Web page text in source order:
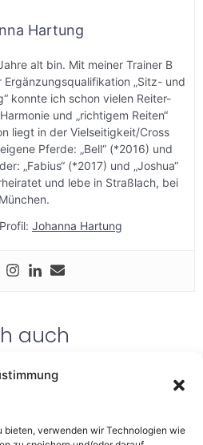
bieten, verwenden wir Technologien wie
Hartung
alt bin. Mit meiner Trainer B
Ergänzungsqualifikation „Sitz- und
konnte ich schon vielen Reiter-
und „richtigem Reiten“
liegt in der Vielseitigkeit/Cross
Pferde: „Bell“ (*2016) und
„Fabius“ (*2017) und „Joshua“
und lebe in Straßlach, bei
München.
Johanna Hartung
auch